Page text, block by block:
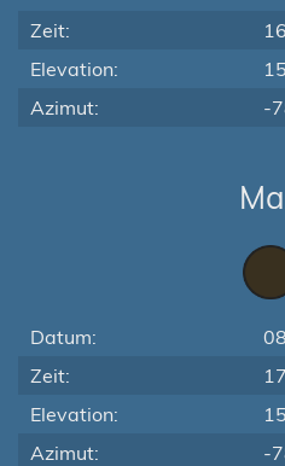
Zeit:
Elevation:
Azimut:
-
Datum:
Zeit:
Elevation:
Azimut:
-